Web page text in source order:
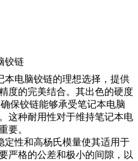
铰链
本电脑铰链的理想选择，提供
度的完美结合。其出色的硬度
确保铰链能够承受笔记本电脑
这种耐用性对于维持笔记本电
要。
定性和高杨氏模量使其适用于
严格的公差和极小的间隙，以